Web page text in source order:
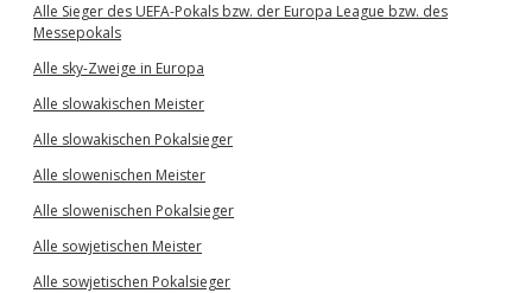
Alle Sieger des UEFA-Pokals bzw. der Europa League bzw. des
Messepokals
Alle sky-Zweige in Europa
Alle slowakischen Meister
Alle slowakischen Pokalsieger
Alle slowenischen Meister
Alle slowenischen Pokalsieger
Alle sowjetischen Meister
Alle sowjetischen Pokalsieger